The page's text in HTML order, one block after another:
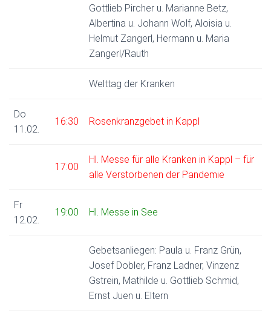
Gottlieb Pircher u. Marianne Betz,
Albertina u. Johann Wolf, Aloisia u.
Helmut Zangerl, Hermann u. Maria
Zangerl/Rauth
Welttag der Kranken
Do
11.02.
16:30 Rosenkranzgebet in Kappl
17:00
Hl. Messe für alle Kranken in Kappl – für
alle Verstorbenen der Pandemie
Fr
12.02.
19:00 Hl. Messe in See
Gebetsanliegen: Paula u. Franz Grün,
Josef Dobler, Franz Ladner, Vinzenz
Gstrein, Mathilde u. Gottlieb Schmid,
Ernst Juen u. Eltern